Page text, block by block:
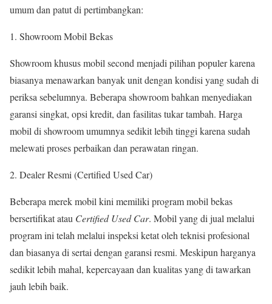
umum dan patut di pertimbangkan:
Showroom Mobil Bekas
Showroom khusus mobil second menjadi pilihan populer karena
biasanya menawarkan banyak unit dengan kondisi yang sudah di
periksa sebelumnya. Beberapa showroom bahkan menyediakan
garansi singkat, opsi kredit, dan fasilitas tukar tambah. Harga
mobil di showroom umumnya sedikit lebih tinggi karena sudah
melewati proses perbaikan dan perawatan ringan.
Dealer Resmi (Certified Used Car)
Beberapa merek mobil kini memiliki program mobil bekas
bersertifikat atau Certified Used Car. Mobil yang di jual melalui
program ini telah melalui inspeksi ketat oleh teknisi profesional
dan biasanya di sertai dengan garansi resmi. Meskipun harganya
sedikit lebih mahal, kepercayaan dan kualitas yang di tawarkan
jauh lebih baik.